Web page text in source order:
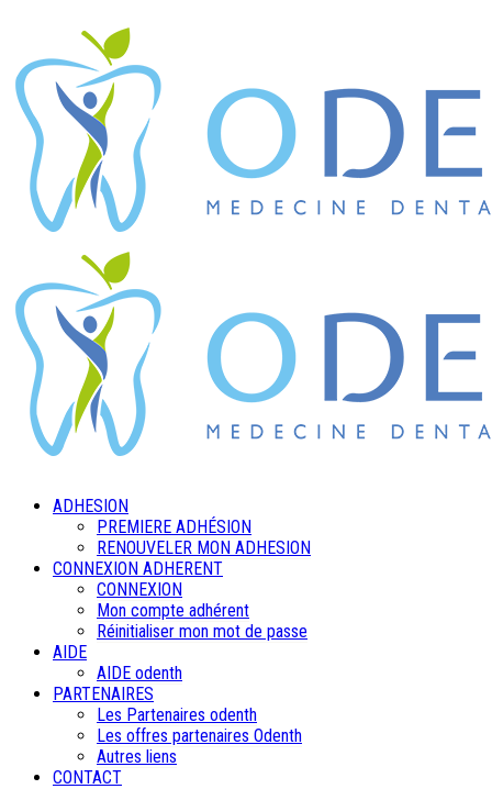
ADHESION
PREMIERE ADHÉSION
RENOUVELER MON ADHESION
CONNEXION ADHERENT
CONNEXION
Mon compte adhérent
Réinitialiser mon mot de passe
AIDE
AIDE odenth
PARTENAIRES
Les Partenaires odenth
Les offres partenaires Odenth
Autres liens
CONTACT